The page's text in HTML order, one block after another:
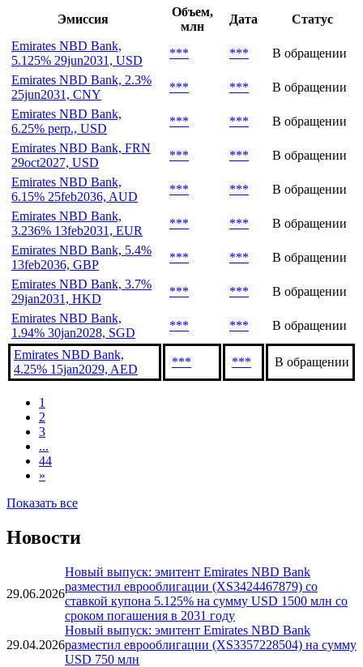
Эмиссия
Объем,
млн
Дата
Статус
Emirates NBD Bank,
5.125% 29jun2031, USD
*** ***
В обращении
Emirates NBD Bank, 2.3%
25jun2031, CNY
*** ***
В обращении
Emirates NBD Bank,
6.25% perp., USD
*** ***
В обращении
Emirates NBD Bank, FRN
29oct2027, USD
*** ***
В обращении
Emirates NBD Bank,
6.15% 25feb2036, AUD
*** ***
В обращении
Emirates NBD Bank,
3.236% 13feb2031, EUR
*** ***
В обращении
Emirates NBD Bank, 5.4%
13feb2036, GBP
*** ***
В обращении
Emirates NBD Bank, 3.7%
29jan2031, HKD
*** ***
В обращении
Emirates NBD Bank,
1.94% 30jan2028, SGD
*** *** В обращении
Emirates NBD Bank,
4.25% 15jan2029, AED
*** *** В обращении
1
2
3
...
44
»
Показать все
Новости
29.06.2026
Новый выпуск: эмитент Emirates NBD Bank
разместил еврооблигации (XS3424467879) со
ставкой купона 5.125% на сумму USD 1500 млн со
сроком погашения в 2031 году
29.04.2026
Новый выпуск: эмитент Emirates NBD Bank
разместил еврооблигации (XS3357228504) на сумму
USD 750 млн